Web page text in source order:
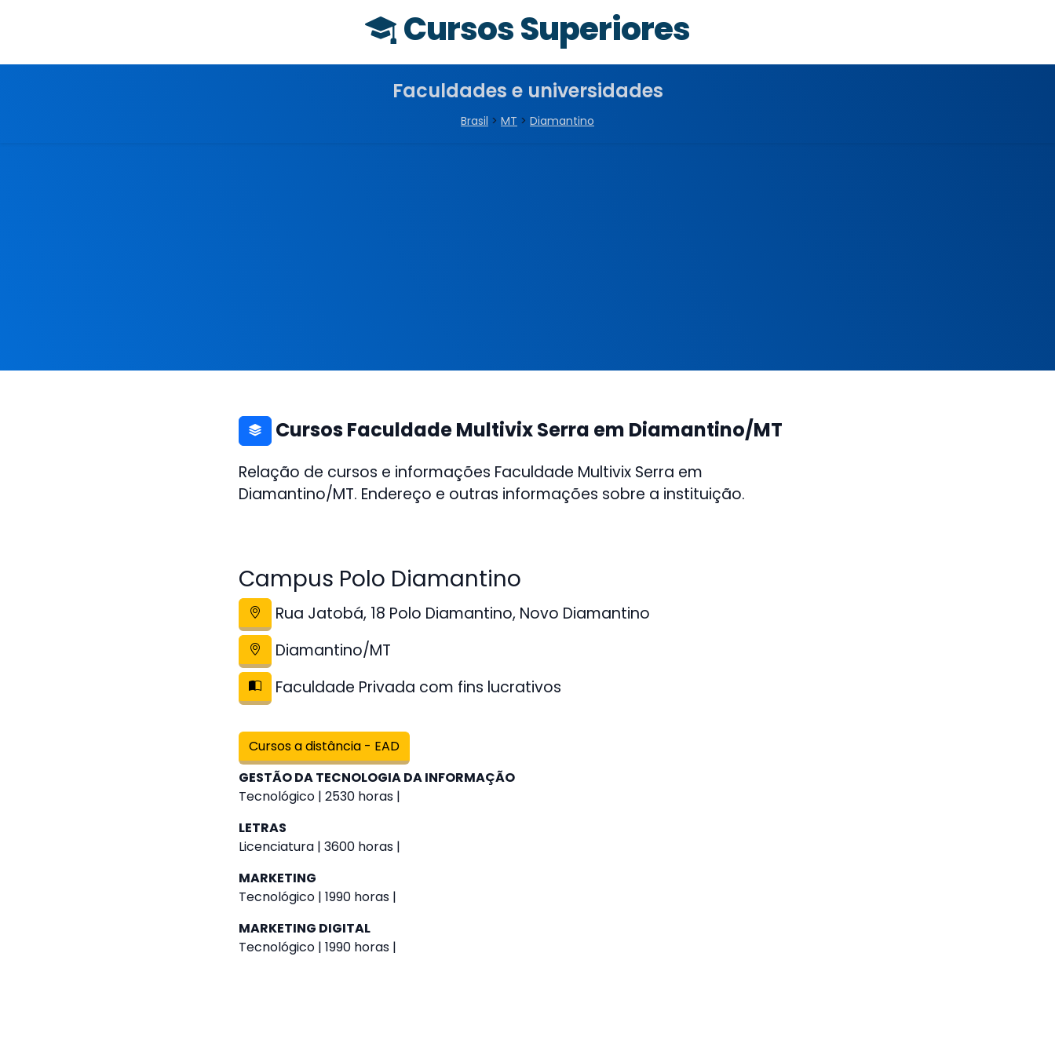
Cursos Superiores
Faculdades e universidades
Brasil > MT > Diamantino
Cursos Faculdade Multivix Serra em Diamantino/MT
Relação de cursos e informações Faculdade Multivix Serra em
Diamantino/MT. Endereço e outras informações sobre a instituição.
Campus Polo Diamantino
Rua Jatobá, 18 Polo Diamantino, Novo Diamantino
Diamantino/MT
Faculdade Privada com fins lucrativos
Cursos a distância - EAD
GESTÃO DA TECNOLOGIA DA INFORMAÇÃO
Tecnológico | 2530 horas |
LETRAS
Licenciatura | 3600 horas |
MARKETING
Tecnológico | 1990 horas |
MARKETING DIGITAL
Tecnológico | 1990 horas |